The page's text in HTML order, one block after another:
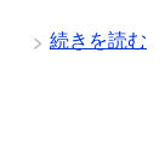
続きを読む